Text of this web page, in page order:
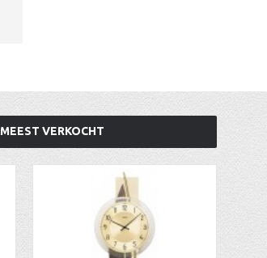
MEEST VERKOCHT